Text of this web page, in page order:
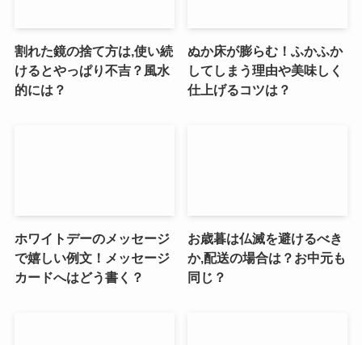
割れた鏡の捨て方は,使い続
けるとやっぱり不吉？風水
的には？
ぬか床が膨らむ！ふかふか
してしまう理由や美味しく
仕上げるコツは？
ホワイトデーのメッセージ
で嬉しい例文！メッセージ
カードへはどう書く？
お歳暮は仏滅を避けるべき
か,配送の場合は？お中元も
同じ？